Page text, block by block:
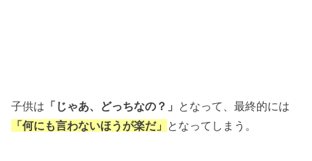
子供は 「じゃあ、どっちなの？」 となって、最終的には
「何にも言わないほうが楽だ」 となってしまう。